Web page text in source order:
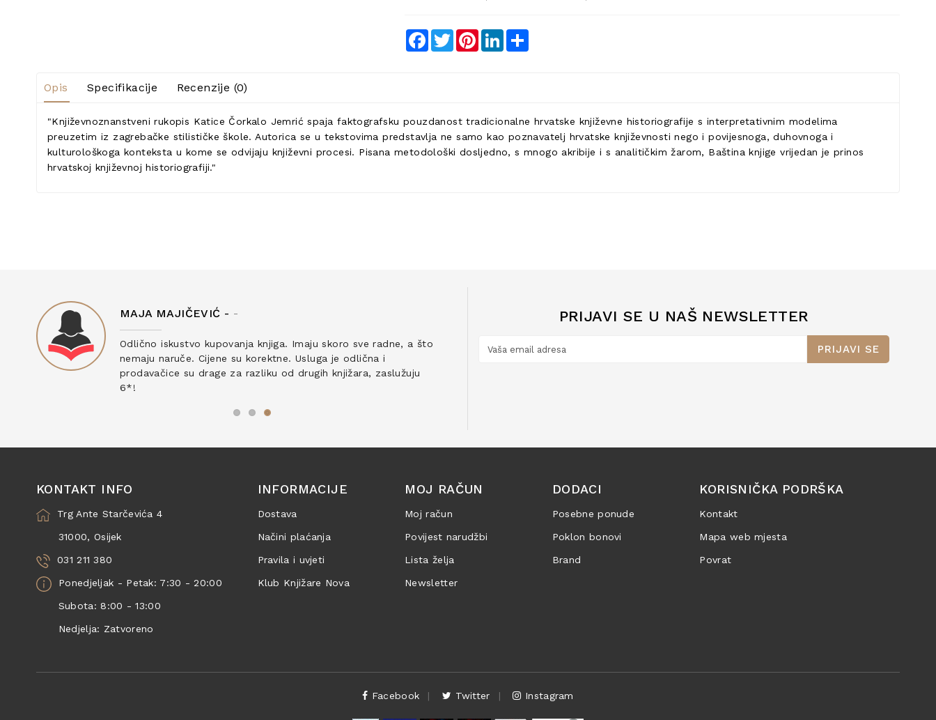
Facebook
TwitterPinterestLinkedIn
Opis Specifikacije Recenzije (0)
"Književnoznanstveni rukopis Katice Čorkalo Jemrić spaja faktografsku pouzdanost tradicionalne hrvatske književne historiografije s interpretativnim modelima
preuzetim iz zagrebačke stilističke škole. Autorica se u tekstovima predstavlja ne samo kao poznavatelj hrvatske književnosti nego i povijesnoga, duhovnoga i
kulturološkoga konteksta u kome se odvijaju književni procesi. Pisana metodološki dosljedno, s mnogo akribije i s analitičkim žarom, Baština knjige vrijedan je prinos
hrvatskoj književnoj historiografiji."
MAJA MAJIČEVIĆ - -
Odlično iskustvo kupovanja knjiga. Imaju skoro sve radne, a što
nemaju naruče. Cijene su korektne. Usluga je odlična i
prodavačice su drage za razliku od drugih knjižara, zaslužuju
6*!
PRIJAVI SE U NAŠ NEWSLETTER
PRIJAVI SE
KONTAKT INFO
Trg Ante Starčevića 4
31000, Osijek
031 211 380
Ponedjeljak - Petak: 7:30 - 20:00
Subota: 8:00 - 13:00
Nedjelja: Zatvoreno
INFORMACIJE
Dostava
Načini plaćanja
Pravila i uvjeti
Klub Knjižare Nova
MOJ RAČUN
Moj račun
Povijest narudžbi
Lista želja
Newsletter
DODACI
Posebne ponude
Poklon bonovi
Brand
KORISNIČKA PODRŠKA
Kontakt
Mapa web mjesta
Povrat
Facebook Twitter Instagram